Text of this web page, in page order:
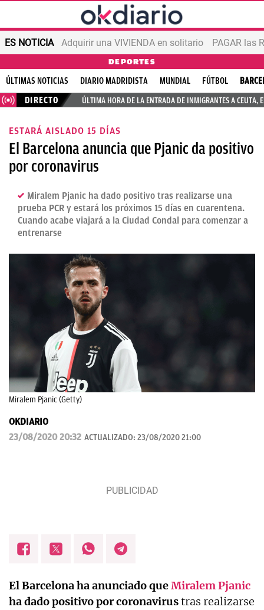
ES NOTICIA Adquirir una VIVIENDA en solitario PAGAR las
DEPORTES
ÚLTIMAS NOTICIAS DIARIO MADRIDISTA MUNDIAL FÚTBOL
DIRECTO
ÚLTIMA HORA DE LA ENTRADA DE INMIGRANTES A CEUTA,
ESTARÁ AISLADO 15 DÍAS
El Barcelona anuncia que Pjanic da positivo
por coronavirus
Miralem Pjanic ha dado positivo tras realizarse una
prueba PCR y estará los próximos 15 días en cuarentena.
Cuando acabe viajará a la Ciudad Condal para comenzar a
entrenarse
Miralem Pjanic (Getty)
OKDIARIO
23/08/2020 20:32 ACTUALIZADO: 23/08/2020 21:00
El Barcelona ha anunciado queMiralem Pjanic
ha dado positivo por coronavirustras realizarse